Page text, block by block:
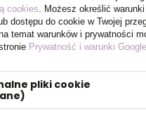
Ø97 x 59,5 cm
cookies . Możesz określić warunki
dostępu do cookie w Twojej
temat warunków i prywatności
Prywatność i warunki Google
pliki cookie